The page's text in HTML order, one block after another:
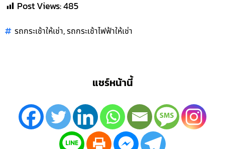
Post Views:485
รถกระเช้าให้เช่า,รถกระเช้าไฟฟ้าให้เช่า
แชร์หน้านี้